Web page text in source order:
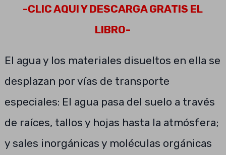
-CLIC AQUI Y DESCARGA GRATIS EL
LIBRO-
El agua y los materiales disueltos en ella se
desplazan por vías de transporte
especiales: El agua pasa del suelo a través
de raíces, tallos y hojas hasta la atmósfera;
y sales inorgánicas y moléculas orgánicas